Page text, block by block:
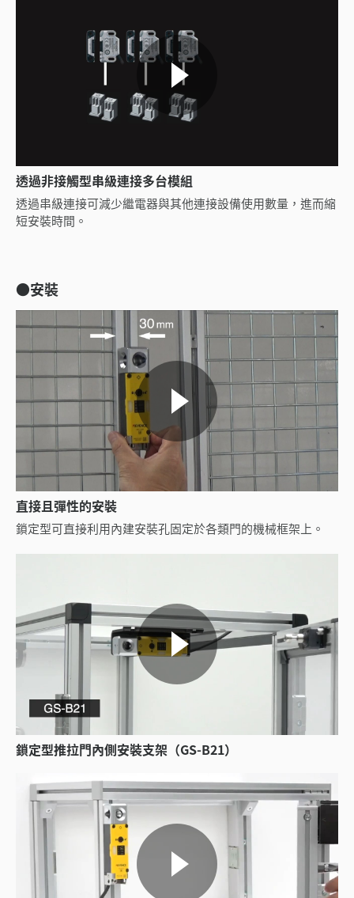
透過非接觸型串級連接多台模組
透過串級連接可減少繼電器與其他連接設備使用數量，進而縮
短安裝時間。
●安裝
直接且彈性的安裝
鎖定型可直接利用內建安裝孔固定於各類門的機械框架上。
鎖定型推拉門內側安裝支架（GS-B21）